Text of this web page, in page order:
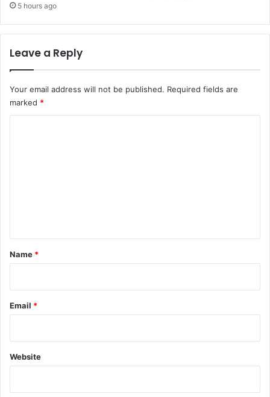
5 hours ago
Leave a Reply
Your email address will not be published. Required fields are
marked *
*
Name *
Email *
Website